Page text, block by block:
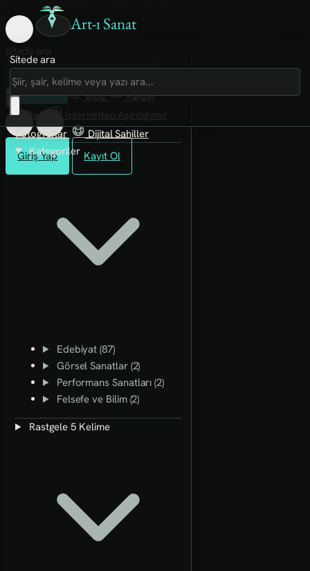
Art-ı Sanat
Giriş Yap Kayıt Ol
Sitede ara
Art-ı Sosyal
İmece
Kütüphane
Blog
Fanzin
Rafları
Fotoğraflar
Dijital Sahiller
Kategoriler
Edebiyat (87)
Görsel Sanatlar (2)
Performans Sanatları (2)
Felsefe ve Bilim (2)
Rastgele 5 Kelime